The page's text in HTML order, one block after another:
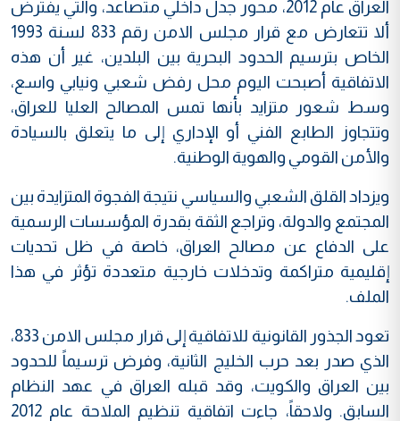
العراق عام 2012، محور جدل داخلي متصاعد، والتي يفترض
ألا تتعارض مع قرار مجلس الامن رقم 833 لسنة 1993
الخاص بترسيم الحدود البحرية بين البلدين، غير أن هذه
الاتفاقية أصبحت اليوم محل رفض شعبي ونيابي واسع،
وسط شعور متزايد بأنها تمس المصالح العليا للعراق،
وتتجاوز الطابع الفني أو الإداري إلى ما يتعلق بالسيادة
والأمن القومي والهوية الوطنية.
ويزداد القلق الشعبي والسياسي نتيجة الفجوة المتزايدة بين
المجتمع والدولة، وتراجع الثقة بقدرة المؤسسات الرسمية
على الدفاع عن مصالح العراق، خاصة في ظل تحديات
إقليمية متراكمة وتدخلات خارجية متعددة تؤثر في هذا
الملف.
تعود الجذور القانونية للاتفاقية إلى قرار مجلس الامن 833،
الذي صدر بعد حرب الخليج الثانية، وفرض ترسيماً للحدود
بين العراق والكويت، وقد قبله العراق في عهد النظام
السابق. ولاحقاً، جاءت اتفاقية تنظيم الملاحة عام 2012